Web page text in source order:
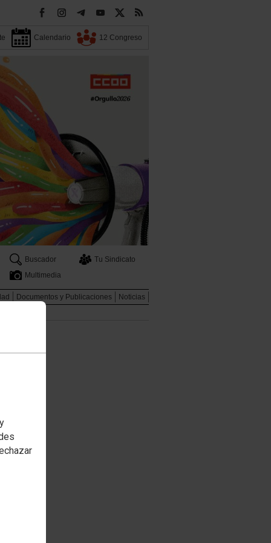
Calendario 12 Congreso
Buscador
Tu Sindicato
Multimedia
Documentos y Publicaciones Noticias